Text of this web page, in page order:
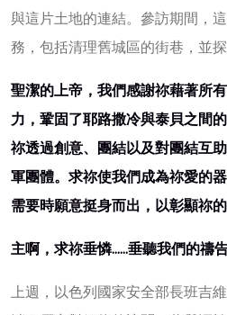
與這片土地的連結。參訪期間，
務，包括清理舊城區的街巷，並探
聖潔的上帝，我們感謝祢藉著所
力，鞏固了耶路撒冷與泰貝之間
祢透過創意、團結以及對團結互
軍團體。求祢使我們成為祢愛的
需要時願意挺身而出，以彰顯祢的
主啊，求祢垂憐……垂聽我們的禱
上週，以色列國家安全部長班吉